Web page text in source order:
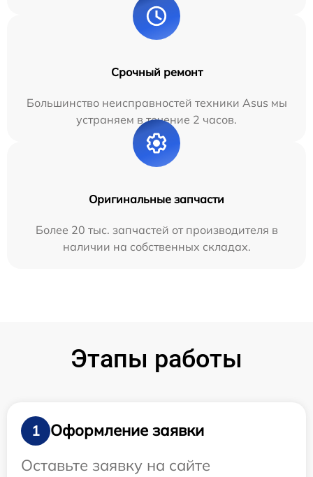
Срочный ремонт
Большинство неисправностей техники Asus мы
устраняем в течение 2 часов.
Оригинальные запчасти
Более 20 тыс. запчастей от производителя в
наличии на собственных складах.
Этапы работы
1
Оформление заявки
Оставьте заявку на сайте